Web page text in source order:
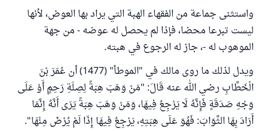
واستثنى جماعة من الفقهاء الهبة التي يراد بها العوض، لأنها
ليست تبرعا محضا، فإذا لم يحصل له عوضه - من جهة
الموهوب له -، جاز له الرجوع في هبته.
ويدل لذلك ما روى مالك في "الموطأ" (1477) أن عُمَرَ بْنَ
الْخَطَّابِ رضي الله عنه قَالَ: "مَنْ وَهَبَ هِبَةً لِصِلَةِ رَحِمٍ أَوْ عَلَى
وَجْهِ صَدَقَةٍ فَإِنَّهُ لَا يَرْجِعُ فِيهَا، وَمَنْ وَهَبَ هِبَةً يَرَى أَنَّهُ إِنَّمَا
أَرَادَ بِهَا الثَّوَابَ: فَهُوَ عَلَى هِبَتِهِ، يَرْجِعُ فِيهَا إِذَا لَمْ يُرْضَ مِنْهَا".